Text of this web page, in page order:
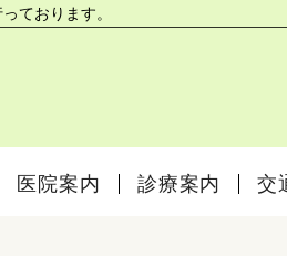
ております。
医院案内 診療案内 交